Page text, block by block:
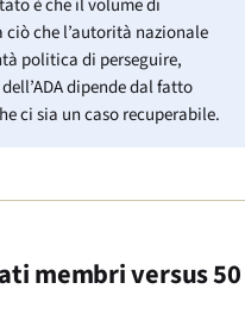
è che il volume di
ciò che l’autorità nazionale
politica di perseguire,
dipende dal fatto
ci sia un caso recuperabile.
membri versus 50